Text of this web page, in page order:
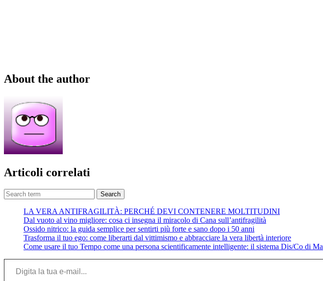
About the author
Articoli correlati
Search
LA VERA ANTIFRAGILITÀ: PERCHÉ DEVI CONTENERE MOLTITUDINI
Dal vuoto al vino migliore: cosa ci insegna il miracolo di Cana sull’antifragilità
Ossido nitrico: la guida semplice per sentirti più forte e sano dopo i 50 anni
Trasforma il tuo ego: come liberarti dal vittimismo e abbracciare la vera libertà interiore
Come usare il tuo Tempo come una persona scientificamente intelligente: il sistema Dis/Co di
Digita la tua e-mail...